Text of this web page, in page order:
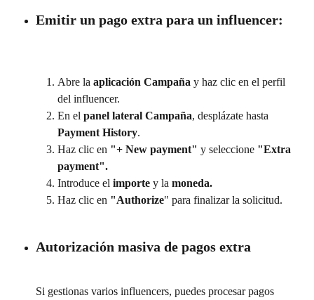
Emitir un pago extra para un influencer:
Abre la aplicación Campaña y haz clic en el perfil
del influencer.
En el panel lateral Campaña, desplázate hasta
Payment History.
Haz clic en "+ New payment" y seleccione "Extra
payment".
Introduce el importe y la moneda.
Haz clic en "Authorize" para finalizar la solicitud.
Autorización masiva de pagos extra
Si gestionas varios influencers, puedes procesar pagos